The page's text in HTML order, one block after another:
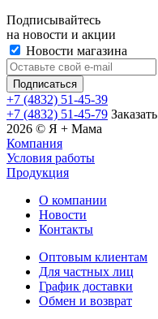
Подписывайтесь
на новости и акции
Новости магазина
+7 (4832) 51-45-39
+7 (4832) 51-45-79
2026 © Я + Мама
Компания
Условия работы
Продукция
О компании
Новости
Контакты
Оптовым клиентам
Для частных лиц
График доставки
Обмен и возврат